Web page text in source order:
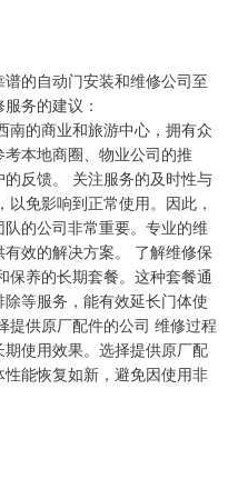
的自动门安装和维修公司至
务的建议：
南的商业和旅游中心，拥有众
本地商圈、物业公司的推
反馈。 关注服务的及时性与
免影响到正常使用。因此，
的公司非常重要。专业的维
效的解决方案。 了解维修保
保养的长期套餐。这种套餐通
等服务，能有效延长门体使
提供原厂配件的公司 维修过程
使用效果。选择提供原厂配
能恢复如新，避免因使用非